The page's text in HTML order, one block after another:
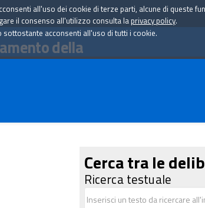
della
Cerca tra le
Ricerca testuale
all'uso dei cookie di terze parti, alcune di queste
il consenso all'utilizzo consulta laprivacy policy.
sottostante acconsenti all'uso di tutti i cookie.